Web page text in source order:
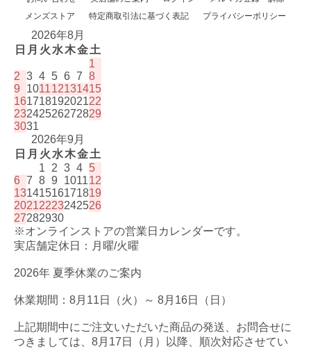
メンズストア
特定商取引法に基づく表記 プライバシーポリシー
2026年8月
日 月 火 水木金土
1
2 3 4 5 6 7 8
9
101112131415
16171819202122
23242526272829
3031
2026年9月
日 月 火 水木金土
1
2 3 4 5
6 7 8 9 101112
13141516171819
20212223242526
27282930
※オンラインストアの営業日カレンダーです。
実店舗定休日：月曜/火曜
2026年 夏季休業のご案内
休業期間：8月11日（火）～ 8月16日（日）
上記期間中にご注文いただいた商品の発送、お問合せに
つきましては、8月17日（月）以降、順次対応させてい